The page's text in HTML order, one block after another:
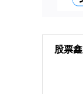
股票